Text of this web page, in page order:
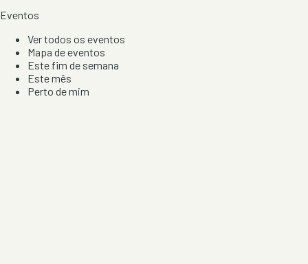
Eventos
Ver todos os eventos
Mapa de eventos
Este fim de semana
Este mês
Perto de mim